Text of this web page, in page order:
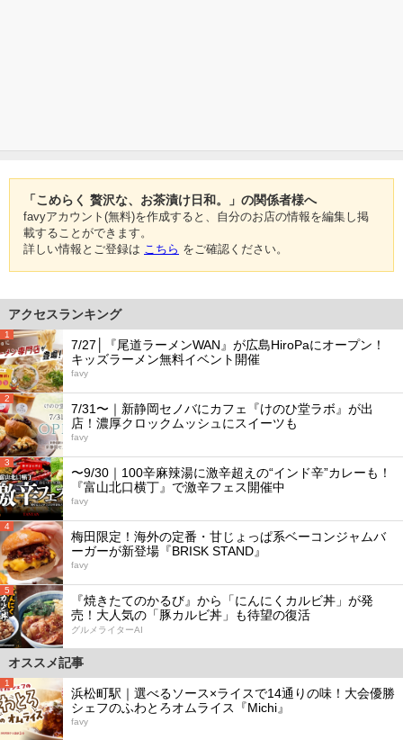
「こめらく 贅沢な、お茶漬け日和。」の関係者様へ
favyアカウント(無料)を作成すると、自分のお店の情報を編集し掲
載することができます。
詳しい情報とご登録は こちら をご確認ください。
アクセスランキング
1
7/27│『尾道ラーメンWAN』が広島HiroPaにオープン！
キッズラーメン無料イベント開催
favy
2
7/31〜｜新静岡セノバにカフェ『けのひ堂ラボ』が出
店！濃厚クロックムッシュにスイーツも
favy
3
〜9/30｜100辛麻辣湯に激辛超えの“インド辛”カレーも！
『富山北口横丁』で激辛フェス開催中
favy
4
梅田限定！海外の定番・甘じょっぱ系ベーコンジャムバ
ーガーが新登場『BRISK STAND』
favy
5
『焼きたてのかるび』から「にんにくカルビ丼」が発
売！大人気の「豚カルビ丼」も待望の復活
グルメライターAI
オススメ記事
1
浜松町駅｜選べるソース×ライスで14通りの味！大会優勝
シェフのふわとろオムライス『Michi』
favy